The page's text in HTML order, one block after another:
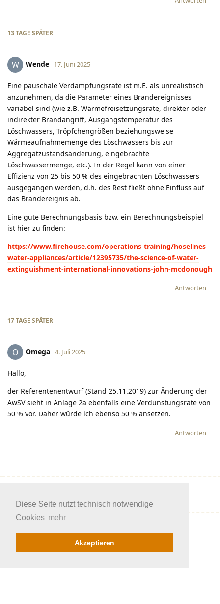
Diese Seite nutzt technisch notwendige
Cookies mehr
Akzeptieren
13 TAGE SPÄTER
W Wende 17. Juni 2025
Eine pauschale Verdampfungsrate ist m.E. als unrealistisch
anzunehmen, da die Parameter eines Brandereignisses
variabel sind (wie z.B. Wärmefreisetzungsrate, direkter oder
indirekter Brandangriff, Ausgangstemperatur des
Löschwassers, Tröpfchengrößen beziehungsweise
Wärmeaufnahmemenge des Löschwassers bis zur
Aggregatzustandsänderung, eingebrachte
Löschwassermenge, etc.). In der Regel kann von einer
Effizienz von 25 bis 50 % des eingebrachten Löschwassers
ausgegangen werden, d.h. des Rest fließt ohne Einfluss auf
das Brandereignis ab.
Eine gute Berechnungsbasis bzw. ein Berechnungsbeispiel
ist hier zu finden:
https://www.firehouse.com/operations-training/hoselines-
water-appliances/article/12395735/the-science-of-water-
extinguishment-international-innovations-john-mcdonough
Antworten
17 TAGE SPÄTER
O Omega 4. Juli 2025
Hallo,
der Referentenentwurf (Stand 25.11.2019) zur Änderung der
AwSV sieht in Anlage 2a ebenfalls eine Verdunstungsrate von
50 % vor. Daher würde ich ebenso 50 % ansetzen.
Antworten